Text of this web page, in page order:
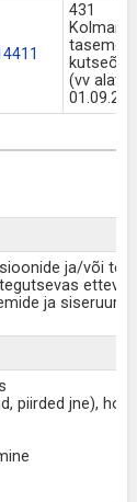
431
taseme
kutseõpe
(vv alates
ja/või
ja
piirded jne),